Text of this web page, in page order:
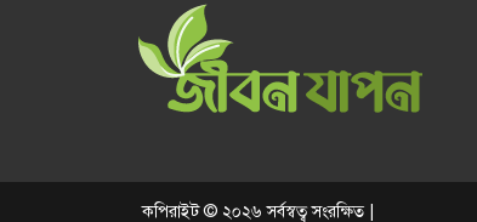
কপিরাইট © ২০২৬ সর্বস্বত্ব সংরক্ষিত |